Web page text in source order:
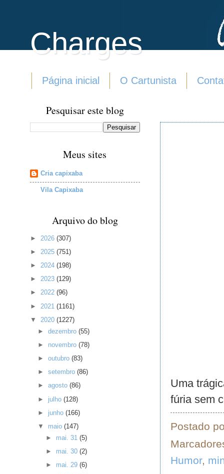
Charges
Página inicial O Cartunista
Uma
fúria sem
Postado
Humor,
Pesquisar este blog
Meus sites
Cria capixaba
Vila Capixaba
Arquivo do blog
► 2026 (307)
► 2025 (751)
► 2024 (198)
► 2023 (129)
► 2022 (96)
► 2021 (1161)
▼ 2020 (1227)
►dezembro(55)
► novembro(78)
►outubro(83)
►setembro(86)
►agosto(86)
► julho(128)
► junho(166)
▼ maio(147)
► mai. 31 (5)
► mai. 30 (2)
► mai. 29 (6)